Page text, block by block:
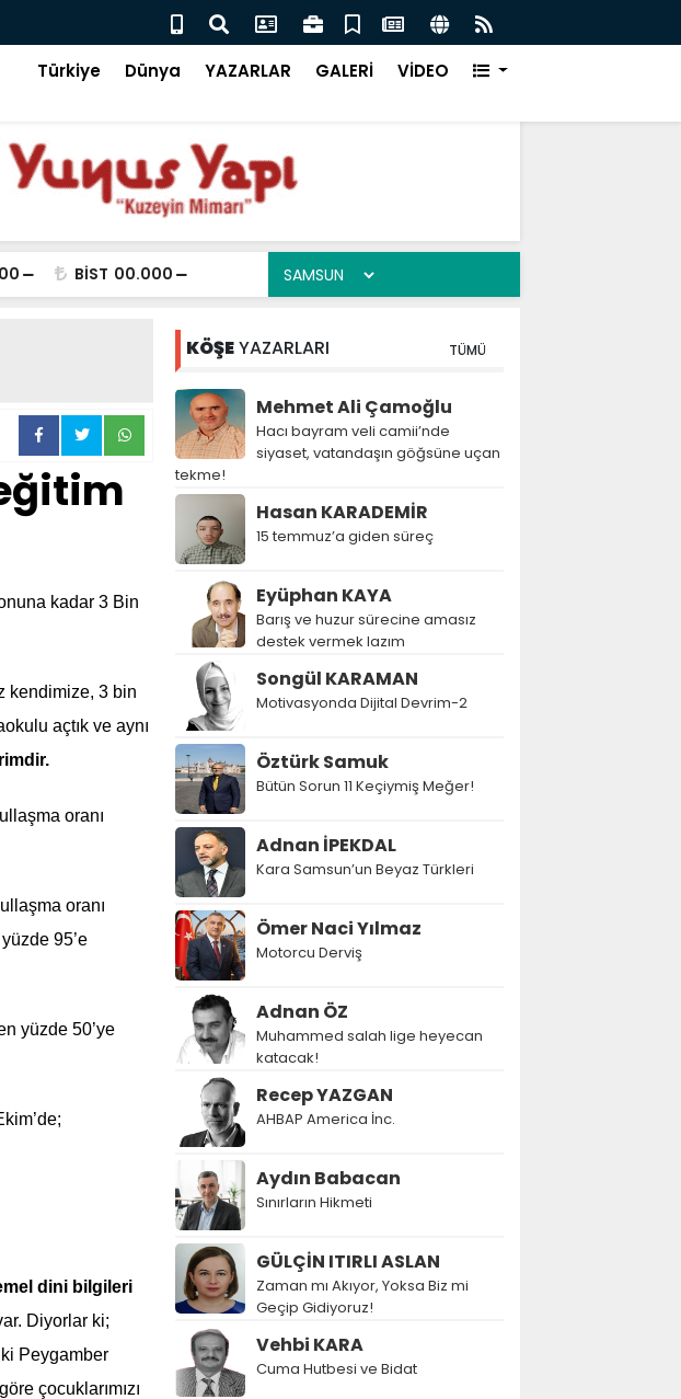
uçan
Pakistan Başbakanı İmran Han'a Ne Oldu!
Türkiye Dünya YAZARLAR GALERİ VİDEO
BİST 00.000
kadar 3 Bin
kendimize, 3 bin
açtık ve aynı
oranı
oranı
95’e
yüzde 50’ye
dini bilgileri
Diyorlar ki;
Peygamber
çocuklarımızı
KÖŞEYAZARLARI TÜMÜ
Mehmet Ali Çamoğlu
Hacı bayram veli camii’nde
siyaset, vatandaşın göğsüne uçan
tekme!
Hasan KARADEMİR
15 temmuz’a giden süreç
Eyüphan KAYA
Barış ve huzur sürecine amasız
destek vermek lazım
Songül KARAMAN
Motivasyonda Dijital Devrim-2
Öztürk Samuk
Bütün Sorun 11 Keçiymiş Meğer!
Adnan İPEKDAL
Kara Samsun’un Beyaz Türkleri
Ömer Naci Yılmaz
Motorcu Derviş
Adnan ÖZ
Muhammed salah lige heyecan
katacak!
Recep YAZGAN
AHBAP America İnc.
Aydın Babacan
Sınırların Hikmeti
GÜLÇİN ITIRLI ASLAN
Zaman mı Akıyor, Yoksa Biz mi
Geçip Gidiyoruz!
Vehbi KARA
Cuma Hutbesi ve Bidat